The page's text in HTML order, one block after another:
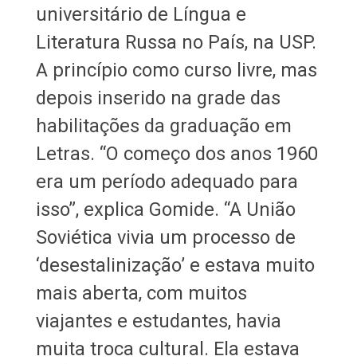
universitário de Língua e
Literatura Russa no País, na USP.
A princípio como curso livre, mas
depois inserido na grade das
habilitações da graduação em
Letras. “O começo dos anos 1960
era um período adequado para
isso”, explica Gomide. “A União
Soviética vivia um processo de
‘desestalinização’ e estava muito
mais aberta, com muitos
viajantes e estudantes, havia
muita troca cultural. Ela estava